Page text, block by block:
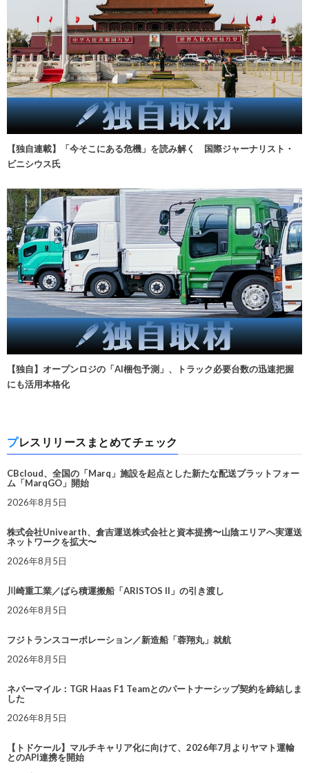
【独自連載】「今そこにある危機」を読み解く 国際ジャーナリスト・
ビニシウス氏
【独自】オープンロジの「AI梱包予測」、トラック必要台数の迅速把握
にも活用本格化
プレスリリースまとめてチェック
CBcloud、全国の「Marq」施設を起点とした新たな配送プラットフォー
ム「MarqGO」開始
2026年8月5日
株式会社Univearth、倉吉運送株式会社と資本提携〜山陰エリアへ実運送
ネットワークを拡大〜
2026年8月5日
川崎重工業／ばら積運搬船「ARISTOS II」の引き渡し
2026年8月5日
フジトランスコーポレーション／新造船「蓉翔丸」就航
2026年8月5日
ネバーマイル：TGR Haas F1 Teamとのパートナーシップ契約を締結しま
した
2026年8月5日
【トドケール】マルチキャリア化に向けて、2026年7月よりヤマト運輸
とのAPI連携を開始